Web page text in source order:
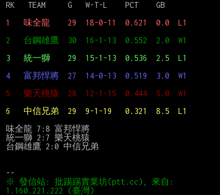
RK   TEAM     G   W-T-L    PCT    GB
1   味全龍    29  18-0-11  0.621  0.0  L1
2   台鋼雄鷹  30  16-1-13  0.552  2.0  W1
3   統一獅    29  15-1-13  0.536  2.5  L1
4   富邦悍將  27  14-0-13  0.519  3.0  W1
5   樂天桃猿  28  12-1-15  0.444  5.0  W1
6   中信兄弟  29  9-1-19   0.321  8.5  L1
味全龍 7:8 富邦悍將
統一獅 2:7 樂天桃猿
台鋼雄鷹 2:0 中信兄弟
※ 發信站: 批踢踢實業坊(ptt.cc), 來自: